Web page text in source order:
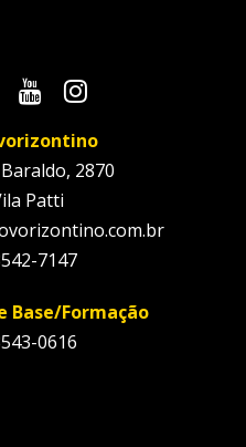
2870
Patti
7147
Base/Formação
0616